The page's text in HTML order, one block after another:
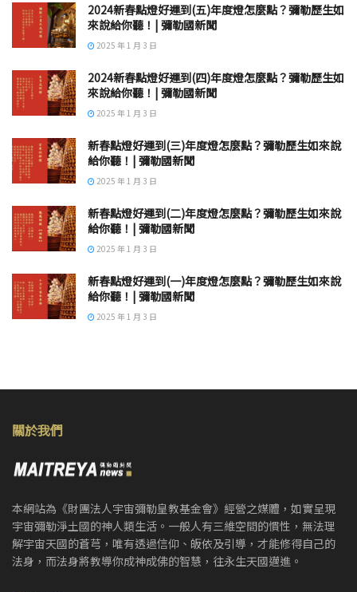
2024新春點燈好運到(五)年度燈怎麼點？彌勒歷生如
來說給你聽！| 彌勒國新聞
2025 年 1 月 3 日
2024新春點燈好運到(四)年度燈怎麼點？彌勒歷生如
來說給你聽！| 彌勒國新聞
2025 年 1 月 3 日
新春點燈好運到(三)年度燈怎麼點？彌勒歷生如來說
給你聽！| 彌勒國新聞
2025 年 1 月 3 日
新春點燈好運到(二)年度燈怎麼點？彌勒歷生如來說
給你聽！| 彌勒國新聞
2025 年 1 月 3 日
新春點燈好運到(一)年度燈怎麼點？彌勒歷生如來說
給你聽！| 彌勒國新聞
2025 年 1 月 3 日
關於我們
本網站為《財團法人宇宙彌勒皇教基金會》經營之媒體，如實呈現
宇宙彌勒淨土國的神人類生活。一般人有三維空間的慣性，無法理
解宇宙天國的蒼芎，唯有透過信仰、皈依及引導，才能修得自己的
法身，而法身將教導你成神成佛的智慧，往永生天國邁進。